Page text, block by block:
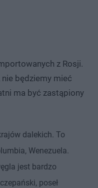
z Rosji.
będziemy mieć
ma być zastąpiony
dalekich. To
Wenezuela.
jest bardzo
poseł